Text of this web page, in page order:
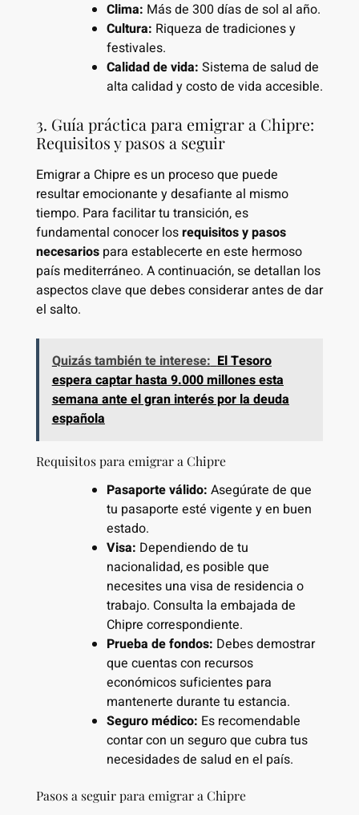
Clima: Más de 300 días de sol al año.
Cultura: Riqueza de tradiciones y
festivales.
Calidad de vida: Sistema de salud de
alta calidad y costo de vida accesible.
3. Guía práctica para emigrar a Chipre:
Requisitos y pasos a seguir
Emigrar a Chipre es un proceso que puede
resultar emocionante y desafiante al mismo
tiempo. Para facilitar tu transición, es
fundamental conocer losrequisitos y pasos
necesariospara establecerte en este hermoso
país mediterráneo. A continuación, se detallan los
aspectos clave que debes considerar antes de dar
el salto.
Quizás también te interese: El Tesoro
espera captar hasta 9.000 millones esta
semana ante el gran interés por la deuda
española
Requisitos para emigrar a Chipre
Pasaporte válido: Asegúrate de que
tu pasaporte esté vigente y en buen
estado.
Visa: Dependiendo de tu
nacionalidad, es posible que
necesites una visa de residencia o
trabajo. Consulta la embajada de
Chipre correspondiente.
Prueba de fondos: Debes demostrar
que cuentas con recursos
económicos suficientes para
mantenerte durante tu estancia.
Seguro médico: Es recomendable
contar con un seguro que cubra tus
necesidades de salud en el país.
Pasos a seguir para emigrar a Chipre